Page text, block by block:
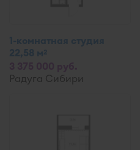
1-комнатная студия
22,58 м2
Радуга Сибири